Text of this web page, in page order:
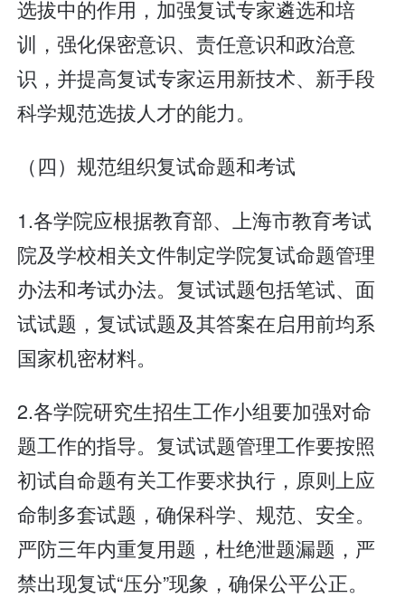
选拔中的作用，加强复试专家遴选和培
训，强化保密意识、责任意识和政治意
识，并提高复试专家运用新技术、新手段
科学规范选拔人才的能力。
（四）规范组织复试命题和考试
1.各学院应根据教育部、上海市教育考试
院及学校相关文件制定学院复试命题管理
办法和考试办法。复试试题包括笔试、面
试试题，复试试题及其答案在启用前均系
国家机密材料。
2.各学院研究生招生工作小组要加强对命
题工作的指导。复试试题管理工作要按照
初试自命题有关工作要求执行，原则上应
命制多套试题，确保科学、规范、安全。
严防三年内重复用题，杜绝泄题漏题，严
禁出现复试“压分”现象，确保公平公正。